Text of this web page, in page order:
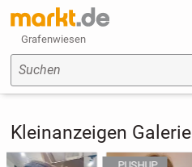
Grafenwiesen
Suchen
Kleinanzeigen Galerie